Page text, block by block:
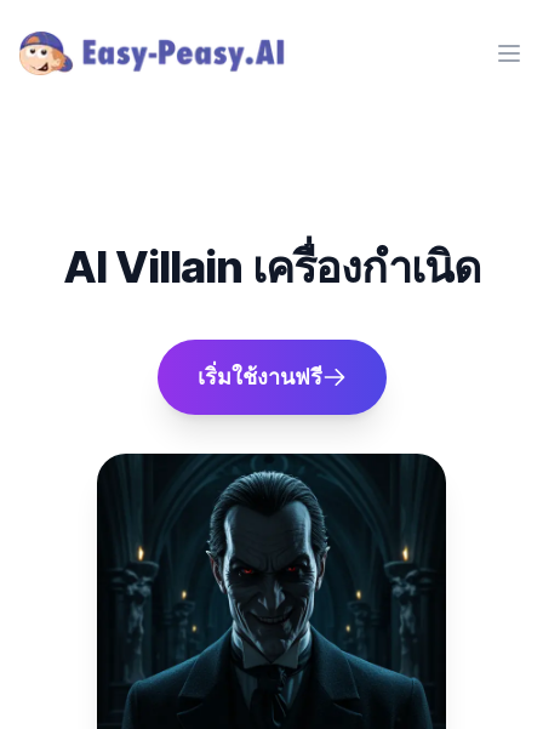
AI Villain เครื่องกำเนิด
เริ่มใช้งานฟรี